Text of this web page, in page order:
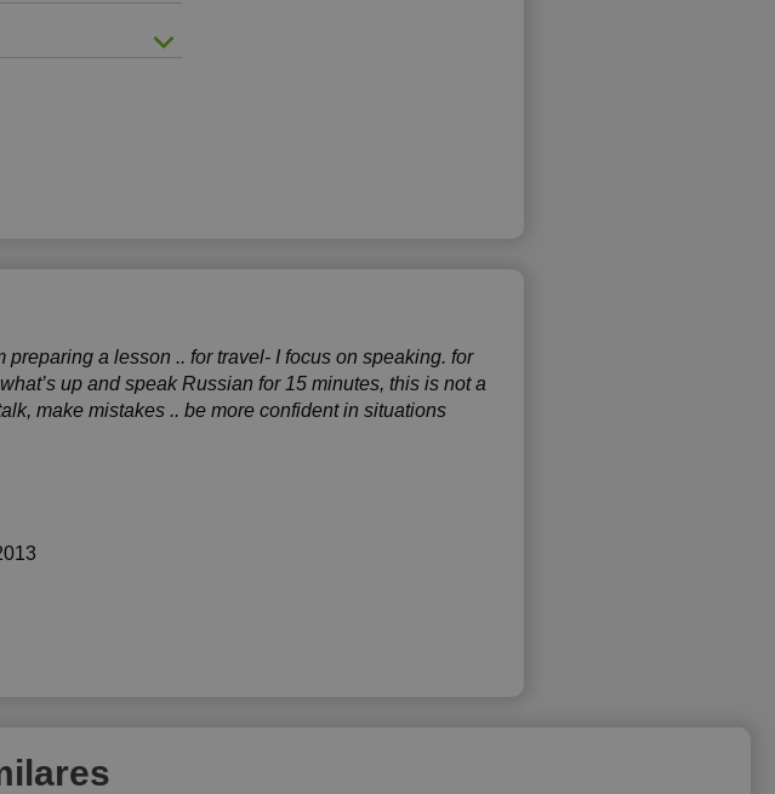
a lesson .. for travel- I focus on speaking. for
up and speak Russian for 15 minutes, this is not a
make mistakes .. be more confident in situations